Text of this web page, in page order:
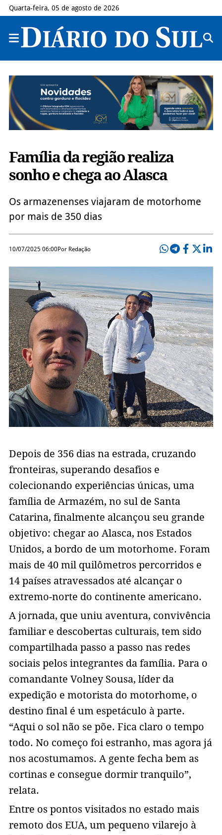
Quarta-feira, 05 de agosto de 2026
Família da região realiza
sonho e chega ao Alasca
Os armazenenses viajaram de motorhome
por mais de 350 dias
10/07/2025 06:00Por Redação
Depois de 356 dias na estrada, cruzando
fronteiras, superando desafios e
colecionando experiências únicas, uma
família de Armazém, no sul de Santa
Catarina, finalmente alcançou seu grande
objetivo: chegar ao Alasca, nos Estados
Unidos, a bordo de um motorhome. Foram
mais de 40 mil quilômetros percorridos e
14 países atravessados até alcançar o
extremo-norte do continente americano.
A jornada, que uniu aventura, convivência
familiar e descobertas culturais, tem sido
compartilhada passo a passo nas redes
sociais pelos integrantes da família. Para o
comandante Volney Sousa, líder da
expedição e motorista do motorhome, o
destino final é um espetáculo à parte.
“Aqui o sol não se põe. Fica claro o tempo
todo. No começo foi estranho, mas agora já
nos acostumamos. A gente fecha bem as
cortinas e consegue dormir tranquilo”,
relata.
Entre os pontos visitados no estado mais
remoto dos EUA, um pequeno vilarejo à